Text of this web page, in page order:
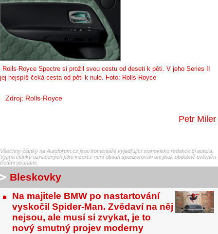
Rolls-Royce Spectre si prožil svou cestu od deseti k pěti. V jeho Series II
jej nejspíš čeká cesta od pěti k nule. Foto: Rolls-Royce
Zdroj: Rolls-Royce
Petr Miler
Všechny články na Autoforum.cz jsou komentáře vyjadřující stanovisko redakce či autora.
Vyjma článků označených jako inzerce není obsah sponzorován ani jinak obdobně ovlivněn
třetími stranami.
Bleskovky
Na majitele BMW po nastartování
vyskočil Spider-Man. Zvědaví na něj
nejsou, ale musí si zvykat, je to
nový smutný projev moderny